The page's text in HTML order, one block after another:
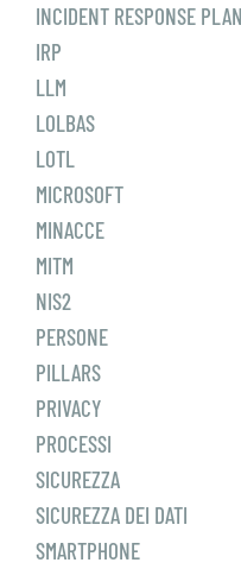
INCIDENT RESPONSE PLAN
IRP
LLM
LOLBAS
LOTL
MICROSOFT
MINACCE
MITM
NIS2
PERSONE
PILLARS
PRIVACY
PROCESSI
SICUREZZA
SICUREZZA DEI DATI
SMARTPHONE